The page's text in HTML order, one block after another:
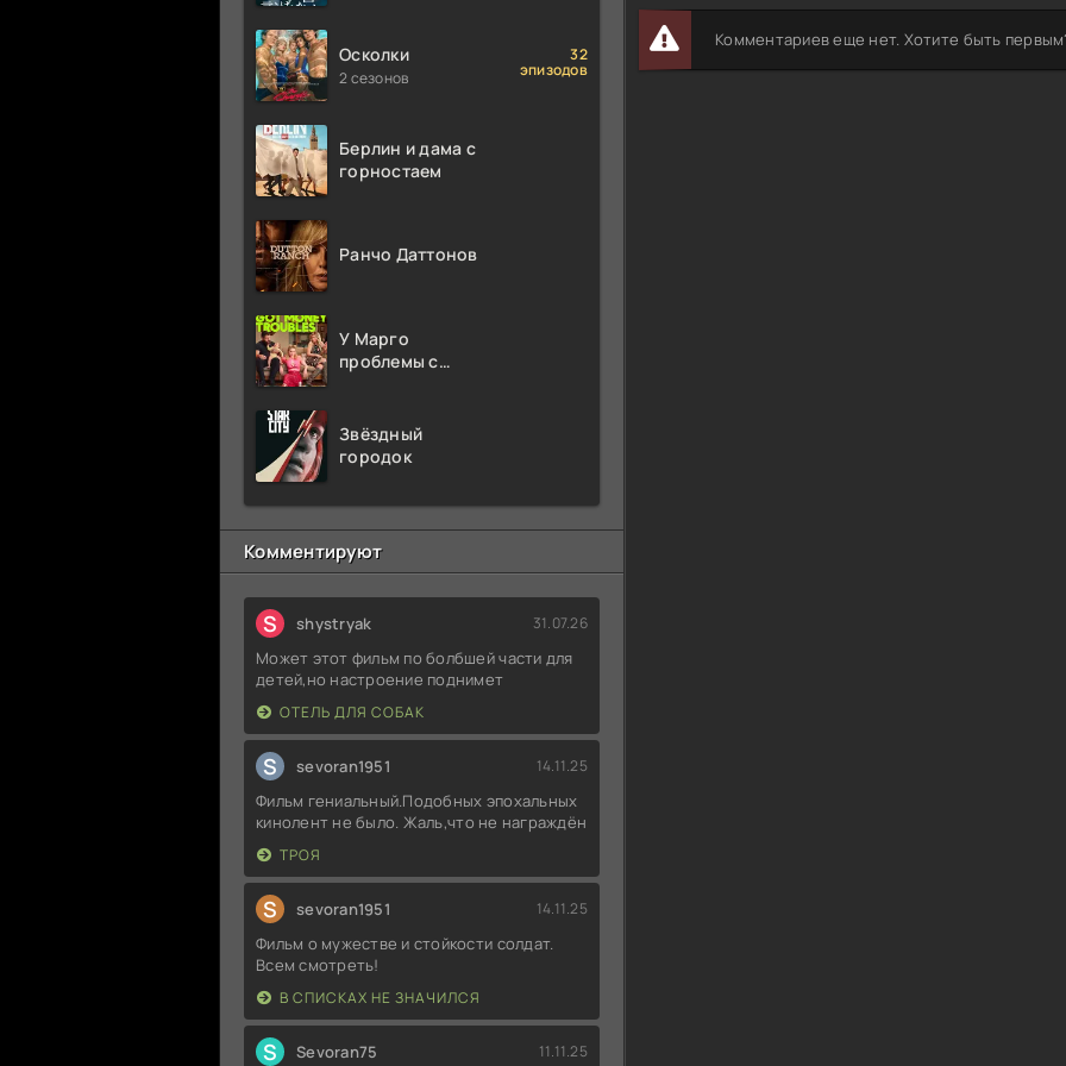
Осколки
2 сезонов
32
эпизодов
Берлин и дама с
горностаем
Ранчо Даттонов
У Марго
проблемы с
Звёздный
городок
Комментируют
S shystryak 31.07.26
Может этот фильм по болбшей части для
детей,но настроение поднимет
ОТЕЛЬ ДЛЯ СОБАК
S sevoran1951 14.11.25
Фильм гениальный.Подобных эпохальных
кинолент не было. Жаль,что не награждён
ТРОЯ
S sevoran1951 14.11.25
Фильм о мужестве и стойкости солдат.
Всем смотреть!
В СПИСКАХ НЕ ЗНАЧИЛСЯ
S Sevoran75 11.11.25
Комментариев еще нет. Хотите быть